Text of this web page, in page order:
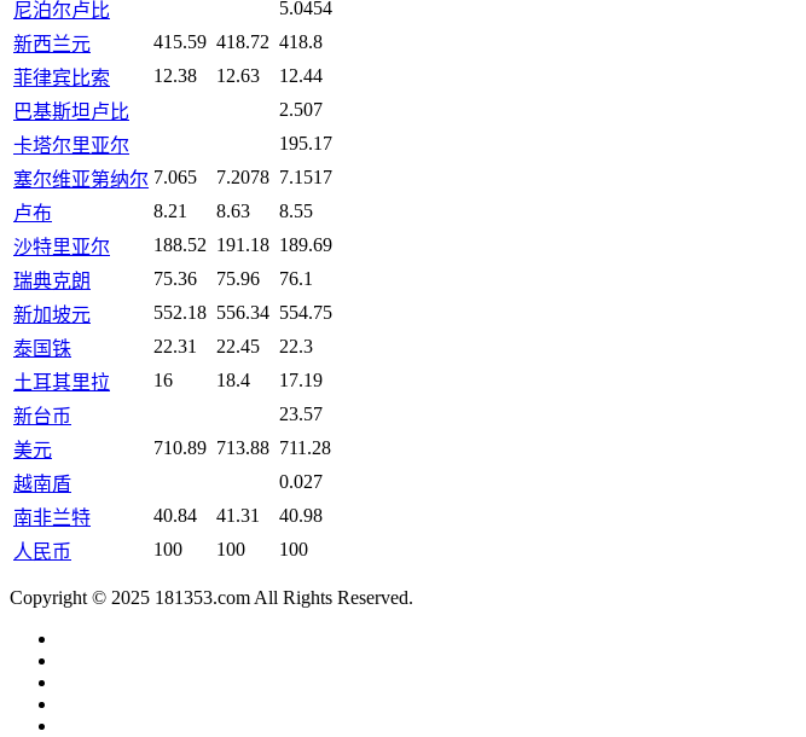
尼泊尔卢比
5.0454
新西兰元
415.59 418.72 418.8
菲律宾比索
12.38 12.63
12.44
巴基斯坦卢比
2.507
卡塔尔里亚尔
195.17
塞尔维亚第纳尔 7.065 7.2078 7.1517
卢布
8.21 8.63
8.55
沙特里亚尔
188.52 191.18 189.69
瑞典克朗
75.36 75.96
76.1
新加坡元
552.18 556.34 554.75
泰国铢
22.31 22.45
22.3
土耳其里拉
16 18.4
17.19
新台币
23.57
美元
710.89 713.88 711.28
越南盾
0.027
南非兰特
40.84 41.31
40.98
人民币
100 100 100
Copyright © 2025 181353.com All Rights Reserved.